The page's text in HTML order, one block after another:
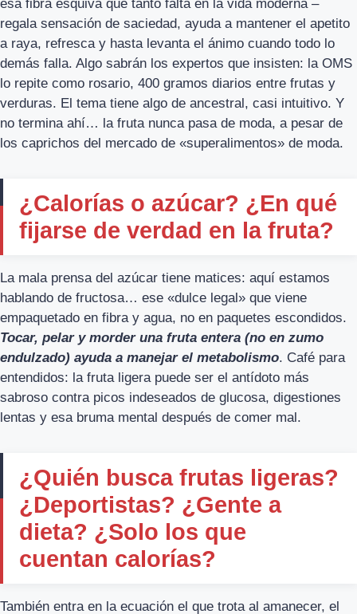
esa fibra esquiva que tanto falta en la vida moderna –
regala sensación de saciedad, ayuda a mantener el apetito
a raya, refresca y hasta levanta el ánimo cuando todo lo
demás falla. Algo sabrán los expertos que insisten: la OMS
lo repite como rosario, 400 gramos diarios entre frutas y
verduras. El tema tiene algo de ancestral, casi intuitivo. Y
no termina ahí… la fruta nunca pasa de moda, a pesar de
los caprichos del mercado de «superalimentos» de moda.
¿Calorías o azúcar? ¿En qué
fijarse de verdad en la fruta?
La mala prensa del azúcar tiene matices: aquí estamos
hablando de fructosa… ese «dulce legal» que viene
empaquetado en fibra y agua, no en paquetes escondidos.
Tocar, pelar y morder una fruta entera (no en zumo
endulzado) ayuda a manejar el metabolismo. Café para
entendidos: la fruta ligera puede ser el antídoto más
sabroso contra picos indeseados de glucosa, digestiones
lentas y esa bruma mental después de comer mal.
¿Quién busca frutas ligeras?
¿Deportistas? ¿Gente a
dieta? ¿Solo los que
cuentan calorías?
También entra en la ecuación el que trota al amanecer, el